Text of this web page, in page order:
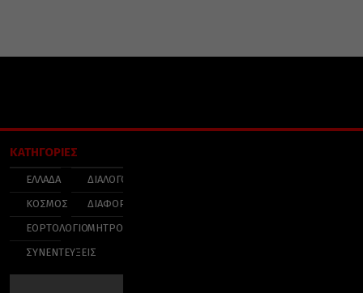
ΚΑΤΗΓΟΡΙΕΣ
ΕΛΛΑΔΑ
ΚΟΣΜΟΣ
ΕΟΡΤΟΛΟΓΙΟ
ΣΥΝΕΝΤΕΥΞΕΙΣ
ΔΙΑΛΟΓΟΣ
ΔΙΑΦΟΡΑ
ΜΗΤΡΟΠΟΛΕΙΣ